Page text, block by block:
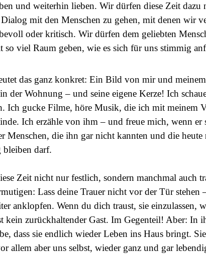
und weiterhin lieben. Wir dürfen diese Zeit dazu
mit den Menschen zu gehen, mit denen wir
oder kritisch. Wir dürfen dem geliebten
so viel Raum geben, wie es sich für uns stimmig
das ganz konkret: Ein Bild von mir und meinem
der Wohnung – und seine eigene Kerze! Ich
Ich gucke Filme, höre Musik, die ich mit meinem
Ich erzähle von ihm – und freue mich, wenn er
Menschen, die ihn gar nicht kannten und die heute
bleiben darf.
Zeit nicht nur festlich, sondern manchmal auch
Lass deine Trauer nicht vor der Tür stehen
anklopfen. Wenn du dich traust, sie einzulassen,
kein zurückhaltender Gast. Im Gegenteil! Aber: In
dass sie endlich wieder Leben ins Haus bringt.
allem aber uns selbst, wieder ganz und gar